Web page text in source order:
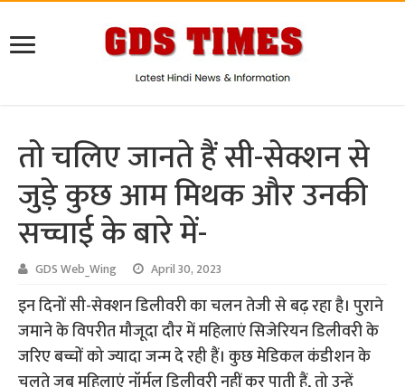
तो चलिए जानते हैं सी-सेक्शन से
जुड़े कुछ आम मिथक और उनकी
सच्चाई के बारे में-
GDS Web_Wing April 30, 2023
इन दिनों सी-सेक्शन डिलीवरी का चलन तेजी से बढ़ रहा है। पुराने
जमाने के विपरीत मौजूदा दौर में महिलाएं सिजेरियन डिलीवरी के
जरिए बच्चों को ज्यादा जन्म दे रही हैं। कुछ मेडिकल कंडीशन के